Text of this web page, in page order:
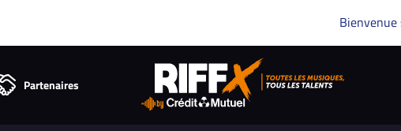
Bienvenue
Partenaires